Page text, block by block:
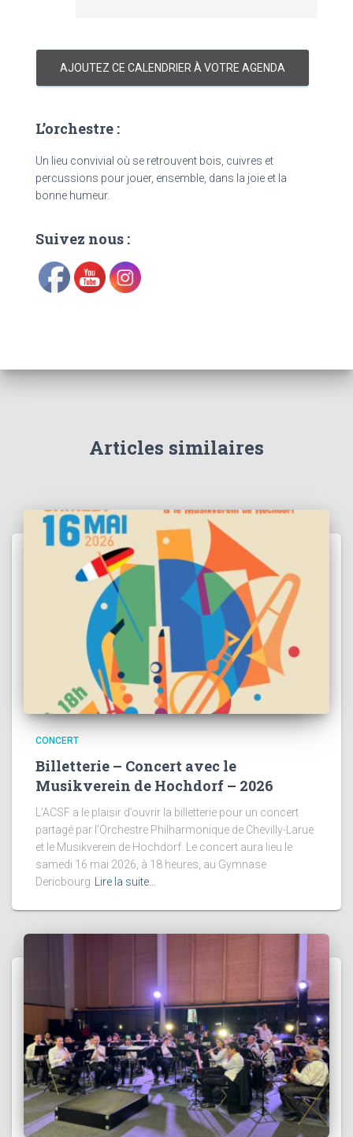
AJOUTEZ CE CALENDRIER À VOTRE AGENDA
L’orchestre :
Un lieu convivial où se retrouvent bois, cuivres et
percussions pour jouer, ensemble, dans la joie et la
bonne humeur.
Suivez nous :
Articles similaires
CONCERT
Billetterie – Concert avec le
Musikverein de Hochdorf – 2026
L’ACSF a le plaisir d’ouvrir la billetterie pour un concert
partagé par l’Orchestre Philharmonique de Chevilly-Larue
et le Musikverein de Hochdorf. Le concert aura lieu le
samedi 16 mai 2026, à 18 heures, au Gymnase
Dericbourg
Lire la suite…